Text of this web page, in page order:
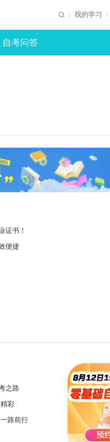
我的学习
自考问答
证书！
便捷
之路
彩
路前行